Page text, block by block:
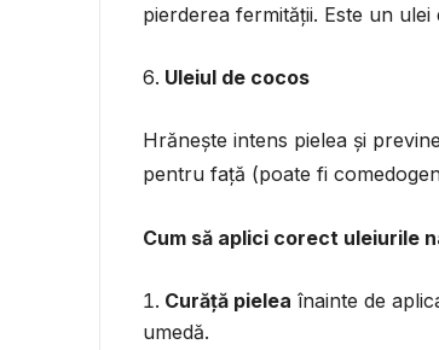
pierderea fermității. Este un
Uleiul de cocos
Hrănește intens pielea și
pentru față (poate fi
Cum să aplici corect uleiurile
Curăță pielea înainte de
umedă.